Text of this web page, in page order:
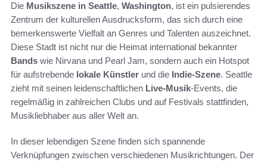
Die Musikszene in Seattle, Washington, ist ein pulsierendes
Zentrum der kulturellen Ausdrucksform, das sich durch eine
bemerkenswerte Vielfalt an Genres und Talenten auszeichnet.
Diese Stadt ist nicht nur die Heimat international bekannter
Bands wie Nirvana und Pearl Jam, sondern auch ein Hotspot
für aufstrebende lokale Künstler und die Indie-Szene. Seattle
zieht mit seinen leidenschaftlichen Live-Musik-Events, die
regelmäßig in zahlreichen Clubs und auf Festivals stattfinden,
Musikliebhaber aus aller Welt an.
In dieser lebendigen Szene finden sich spannende
Verknüpfungen zwischen verschiedenen Musikrichtungen. Der